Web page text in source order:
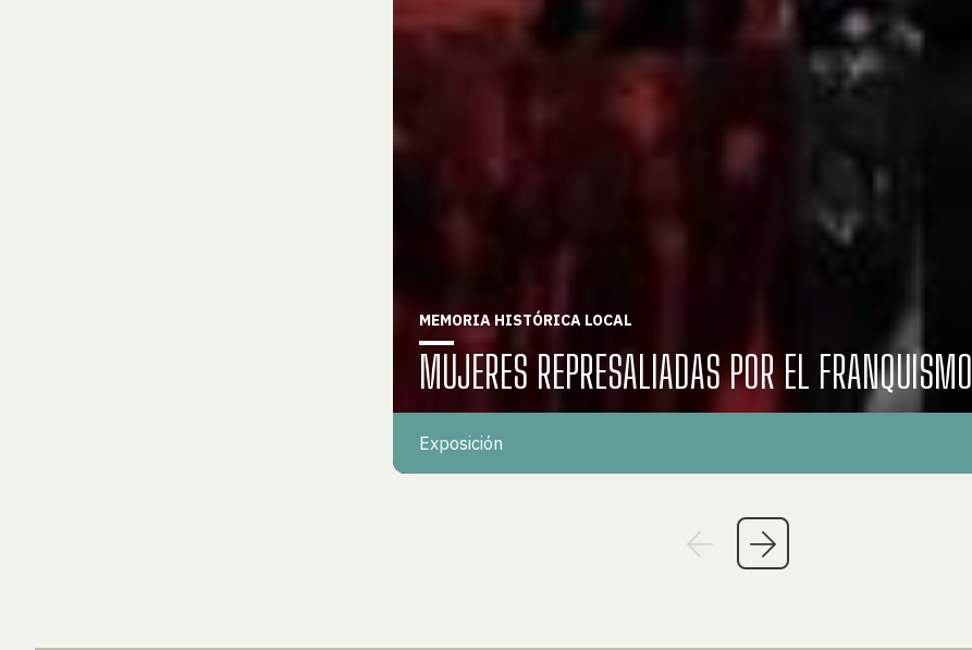
MEMORIA HISTÓRICA LOCAL
MUJERES REPRESALIADAS POR EL FRANQUISMO
Exposición